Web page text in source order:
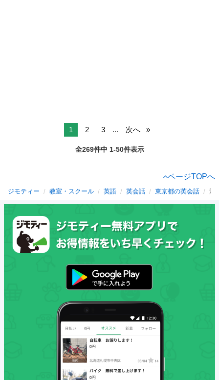
1 2 3 ... 次へ
全269件中 1-50件表示
ページTOPへ
ジモティー 教室・スクール 英語 英会話 東京都の英会話 渋